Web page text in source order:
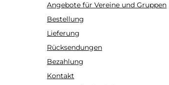
Angebote für Vereine und Gruppen
Bestellung
Lieferung
Rücksendungen
Bezahlung
Kontakt